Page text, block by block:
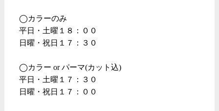
◯カラーのみ
平日・土曜１８：００
日曜・祝日１７：３０
◯カラー or パーマ(カット込)
平日・土曜１７：３０
日曜・祝日１７：００